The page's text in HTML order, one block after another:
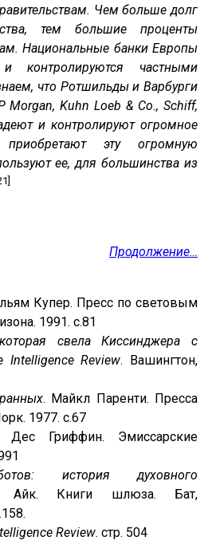
Чем больше долг
тем большие проценты
Национальные банки Европы
контролируются частными
что Ротшильды и Варбурги
Kuhn Loeb & Co., Schiff,
и контролируют огромное
эту огромную
ее, для большинства из
Продолжение…
Купер. Пресс по световым
1991. с.81
свела Киссинджера с
Intelligence Review. Вашингтон,
. Майкл Паренти. Пресса
1977. с.67
Дес Гриффин. Эмиссарские
история духовного
Книги шлюза. Бат,
Review. стр. 504